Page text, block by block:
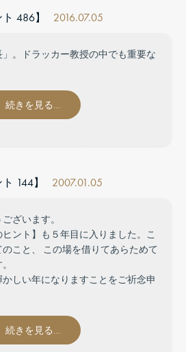
486】 2016.07.05
。ドラッカー教授の中でも重要な
続きを見る…
144】 2007.01.05
ざいます。
ント】も５年目に入りました。こ
こと、 この場を借りてあらためて
しい年になりますことをご祈念申
続きを見る…